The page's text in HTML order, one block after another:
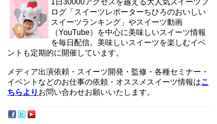
1日30000アクセスを越える大人気スイーツブ
ログ「スイーツレポーターちひろのおいしい
スイーツランキング」やスイーツ動画
（YouTube）を中心に美味しいスイーツ情報
を毎日配信。美味しいスイーツを楽しむイベ
ントも定期的に開催しています。
メディア出演依頼・スイーツ開発・監修・各種セミナー・
イベントなどのお仕事の依頼・オススメスイーツ情報はこ
ちらより お問い合わせお願いいたします。